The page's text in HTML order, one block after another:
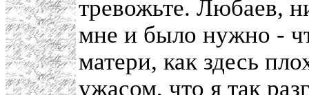
тревожьте. Любаев,
мне и было нужно -
матери, как здесь
ужасом, что я так